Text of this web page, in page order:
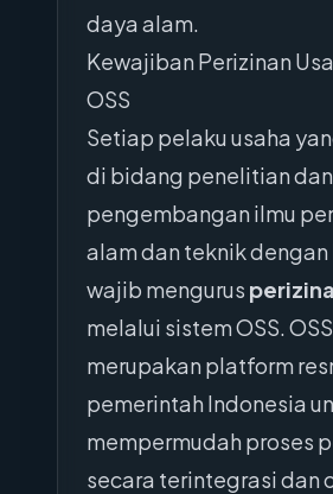
daya alam.
Kewajiban Perizinan
OSS
Setiap pelaku usaha
di bidang penelitian dan
pengembangan ilmu
alam dan teknik dengan
wajib mengurus
melalui sistem OSS. OSS
merupakan platform
pemerintah Indonesia
mempermudah proses
secara terintegrasi dan